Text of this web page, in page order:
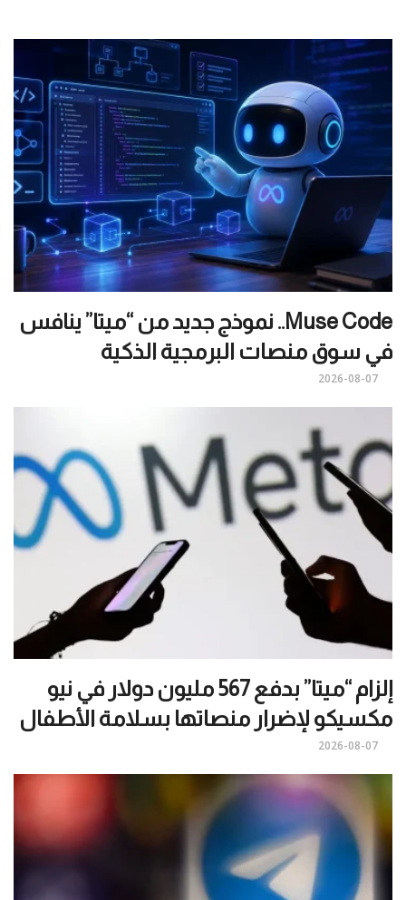
Muse Code.. نموذج جديد من “ميتا” ينافس
في سوق منصات البرمجية الذكية
2026-08-07
إلزام “ميتا” بدفع 567 مليون دولار في نيو
مكسيكو لإضرار منصاتها بسلامة الأطفال
2026-08-07